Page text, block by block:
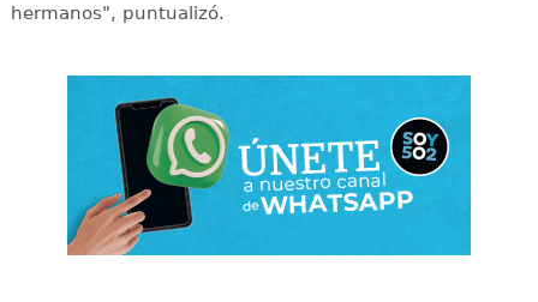
hermanos", puntualizó.